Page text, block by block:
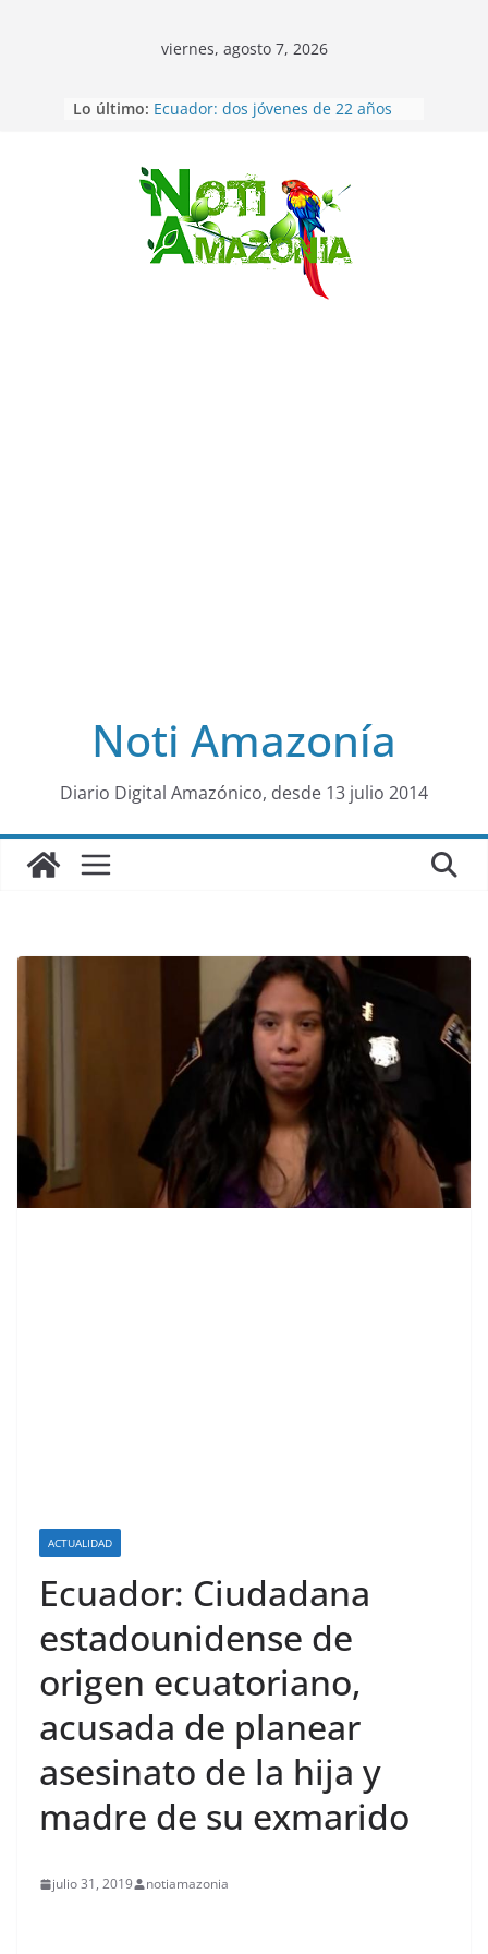
Saltar
al
viernes, agosto 7, 2026
Lo último: Ecuador: dos jóvenes de 22 años
Sentencian a 34 años de prisión a
implicados en caso de Alison,
oriunda de Tena
Vozinha, el arquero sensación de
cabo Verde, ya llegó para
incorporarse a Colo Colo de Chile
Pastaza: la parroquia Diez de
Noti Amazonía
Diario Digital Amazónico, desde 13 julio 2014
ACTUALIDAD
Ecuador: Ciudadana
estadounidense de
origen ecuatoriano,
acusada de planear
asesinato de la hija y
madre de su exmarido
julio 31, 2019 notiamazonia